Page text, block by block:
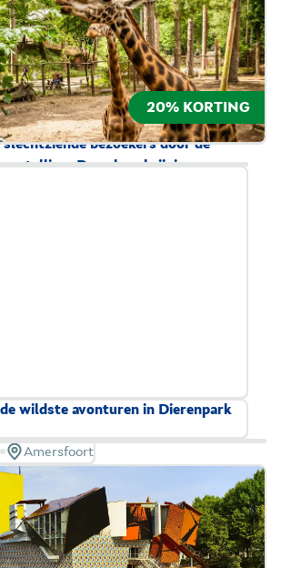
mooiste topstukken van ons land.
goed toegankelijk voor mensen met
waaronder
en mensen met een
beperking. Zo is er altijd op de
de maand een gratis rondleiding
bezoekers door de
Door beschrijvingen,
20% KORTING
de wildste avonturen in Dierenpark
Amersfoort
is grotendeels toegankelijk
een rolstoel. Ook kunt u een
de ingang voor € 3,- per dag.